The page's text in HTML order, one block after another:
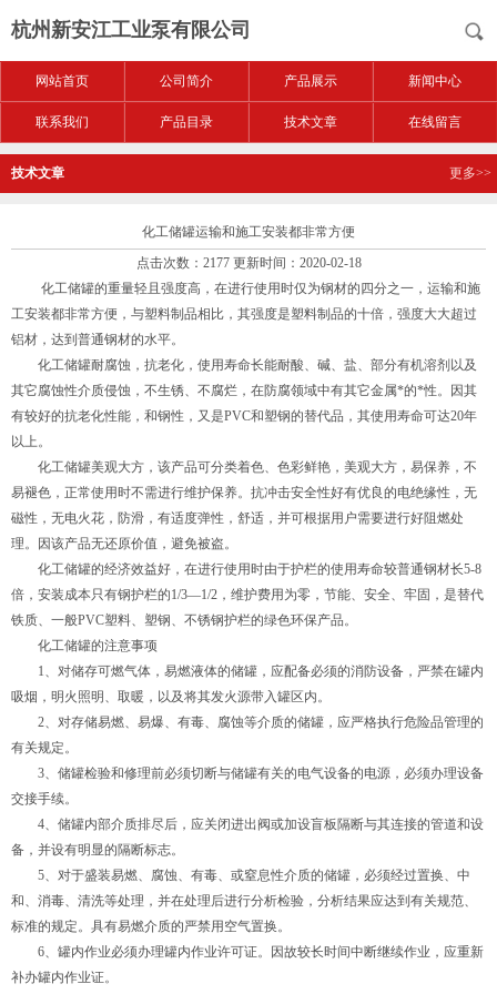
杭州新安江工业泵有限公司
网站首页 公司简介 产品展示 新闻中心
联系我们 产品目录 技术文章 在线留言
技术文章 更多>>
化工储罐运输和施工安装都非常方便
点击次数：2177 更新时间：2020-02-18
化工储罐的重量轻且强度高，在进行使用时仅为钢材的四分之一，运输和施
工安装都非常方便，与塑料制品相比，其强度是塑料制品的十倍，强度大大超过
铝材，达到普通钢材的水平。
化工储罐耐腐蚀，抗老化，使用寿命长能耐酸、碱、盐、部分有机溶剂以及
其它腐蚀性介质侵蚀，不生锈、不腐烂，在防腐领域中有其它金属*的*性。因其
有较好的抗老化性能，和钢性，又是PVC和塑钢的替代品，其使用寿命可达20年
以上。
化工储罐美观大方，该产品可分类着色、色彩鲜艳，美观大方，易保养，不
易褪色，正常使用时不需进行维护保养。抗冲击安全性好有优良的电绝缘性，无
磁性，无电火花，防滑，有适度弹性，舒适，并可根据用户需要进行好阻燃处
理。因该产品无还原价值，避免被盗。
化工储罐的经济效益好，在进行使用时由于护栏的使用寿命较普通钢材长5-8
倍，安装成本只有钢护栏的1/3—1/2，维护费用为零，节能、安全、牢固，是替代
铁质、一般PVC塑料、塑钢、不锈钢护栏的绿色环保产品。
化工储罐的注意事项
1、对储存可燃气体，易燃液体的储罐，应配备必须的消防设备，严禁在罐内
吸烟，明火照明、取暖，以及将其发火源带入罐区内。
2、对存储易燃、易爆、有毒、腐蚀等介质的储罐，应严格执行危险品管理的
有关规定。
3、储罐检验和修理前必须切断与储罐有关的电气设备的电源，必须办理设备
交接手续。
4、储罐内部介质排尽后，应关闭进出阀或加设盲板隔断与其连接的管道和设
备，并设有明显的隔断标志。
5、对于盛装易燃、腐蚀、有毒、或窒息性介质的储罐，必须经过置换、中
和、消毒、清洗等处理，并在处理后进行分析检验，分析结果应达到有关规范、
标准的规定。具有易燃介质的严禁用空气置换。
6、罐内作业必须办理罐内作业许可证。因故较长时间中断继续作业，应重新
补办罐内作业证。